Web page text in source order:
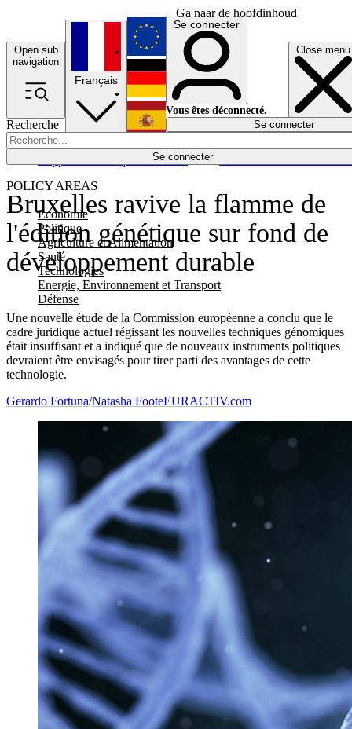
Ga naar de hoofdinhoud
Open sub
navigation
Close menu
Recherche
Se connecter
POLICY AREAS
Economie
Politique
Agriculture et Alimentation
Santé
Technologies
Energie, Environnement et Transport
Défense
Économie
Français
English
Deutsch
Español
Se connecter
Vous êtes déconnecté.
Se connecter
Bruxelles ravive la flamme de
l'édition génétique sur fond de
développement durable
Une nouvelle étude de la Commission européenne a conclu que le
cadre juridique actuel régissant les nouvelles techniques génomiques
était insuffisant et a indiqué que de nouveaux instruments politiques
devraient être envisagés pour tirer parti des avantages de cette
technologie.
Gerardo Fortuna/Natasha FooteEURACTIV.com